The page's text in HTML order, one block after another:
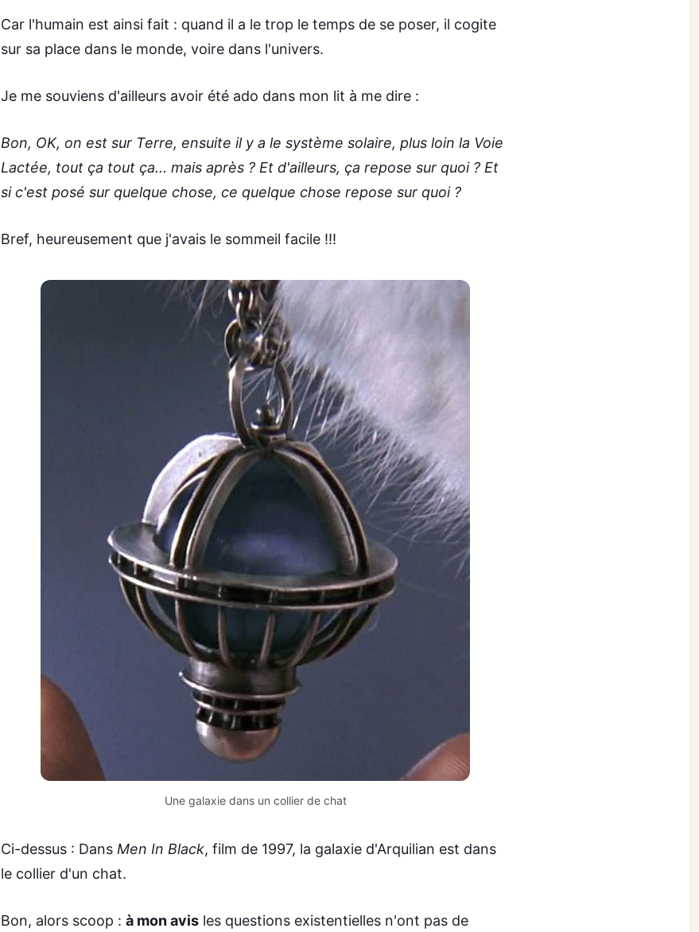
Car l'humain est ainsi fait : quand il a le trop le temps de se poser, il cogite
sur sa place dans le monde, voire dans l'univers.
Je me souviens d'ailleurs avoir été ado dans mon lit à me dire :
Bon, OK, on est sur Terre, ensuite il y a le système solaire, plus loin la Voie
Lactée, tout ça tout ça... mais après ? Et d'ailleurs, ça repose sur quoi ? Et
si c'est posé sur quelque chose, ce quelque chose repose sur quoi ?
Bref, heureusement que j'avais le sommeil facile !!!
Une galaxie dans un collier de chat
Ci-dessus : Dans Men In Black, film de 1997, la galaxie d'Arquilian est dans
le collier d'un chat.
Bon, alors scoop : à mon avis les questions existentielles n'ont pas de